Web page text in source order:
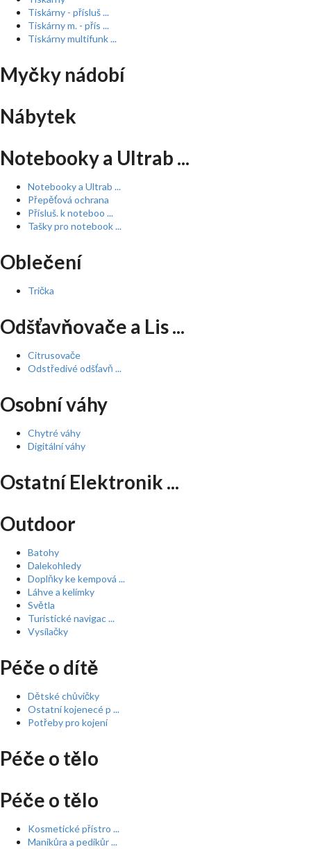
Tiskárny - přísluš ...
Tiskárny m. - přís ...
Tiskárny multifunk ...
Myčky nádobí
Nábytek
Notebooky a Ultrab ...
Notebooky a Ultrab ...
Přepěťová ochrana
Přísluš. k noteboo ...
Tašky pro notebook ...
Oblečení
Trička
Odšťavňovače a Lis ...
Citrusovače
Odstředivé odšťavň ...
Osobní váhy
Chytré váhy
Digitální váhy
Ostatní Elektronik ...
Outdoor
Batohy
Dalekohledy
Doplňky ke kempová ...
Láhve a kelímky
Světla
Turistické navigac ...
Vysílačky
Péče o dítě
Dětské chůvičky
Ostatní kojenecé p ...
Potřeby pro kojení
Péče o tělo
Péče o tělo
Kosmetické přístro ...
Manikůra a pedikůr ...